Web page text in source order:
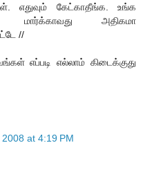
எதுவும் கேட்காதீங்க. உங்க
அதிகமா
//
எப்படி எல்லாம் கிடைக்குது
at 4:19 PM